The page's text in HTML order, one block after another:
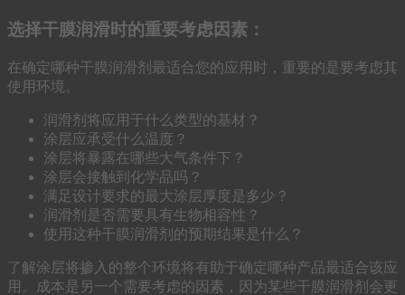
选择干膜润滑时的重要考虑因素：
在确定哪种干膜润滑剂最适合您的应用时，重要的是要考虑其
使用环境。
润滑剂将应用于什么类型的基材？
涂层应承受什么温度？
涂层将暴露在哪些大气条件下？
涂层会接触到化学品吗？
满足设计要求的最大涂层厚度是多少？
润滑剂是否需要具有生物相容性？
使用这种干膜润滑剂的预期结果是什么？
了解涂层将掺入的整个环境将有助于确定哪种产品最适合该应
用。成本是另一个需要考虑的因素，因为某些干膜润滑剂会更